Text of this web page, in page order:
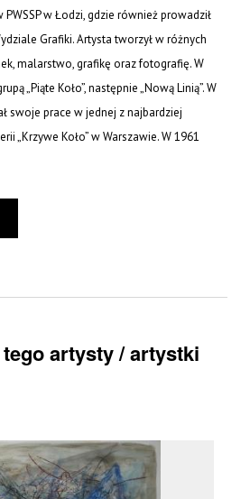
PWSSP w Łodzi, gdzie również prowadził
Grafiki. Artysta tworzył w różnych
malarstwo, grafikę oraz fotografię. W
„Piąte Koło”, następnie „Nową Linią”. W
swoje prace w jednej z najbardziej
„Krzywe Koło” w Warszawie. W 1961
tego artysty / artystki